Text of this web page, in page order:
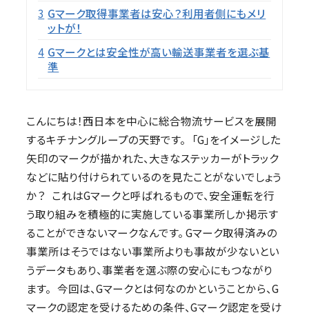
3 Gマーク取得事業者は安心？利用者側にもメリ
ットが！
4 Gマークとは安全性が高い輸送事業者を選ぶ基
準
こんにちは！西日本を中心に総合物流サービスを展開
するキチナングループの天野です。 「G」をイメージした
矢印のマークが描かれた、大きなステッカーがトラック
などに貼り付けられているのを見たことがないでしょう
か？ これはGマークと呼ばれるもので、安全運転を行
う取り組みを積極的に実施している事業所しか掲示す
ることができないマークなんです。 Gマーク取得済みの
事業所はそうではない事業所よりも事故が少ないとい
うデータもあり、事業者を選ぶ際の安心にもつながり
ます。 今回は、Gマークとは何なのかということから、G
マークの認定を受けるための条件、Gマーク認定を受け